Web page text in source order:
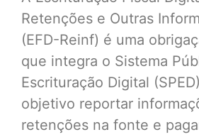
Retenções e Outras
(EFD-Reinf) é uma
que integra o Sistema
Escrituração Digital
objetivo reportar
retenções na fonte e